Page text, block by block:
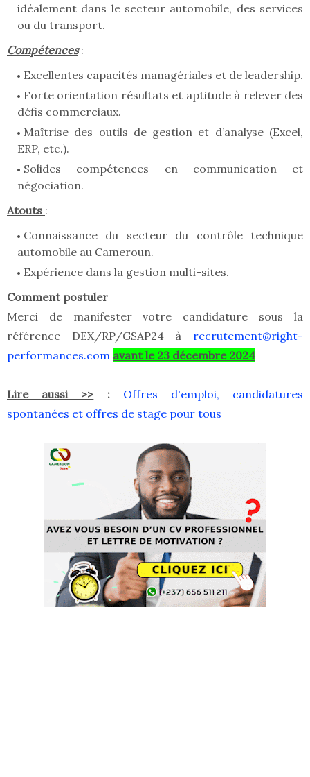
idéalement dans le secteur automobile, des services
ou du transport.
Compétences :
Excellentes capacités managériales et de leadership.
Forte orientation résultats et aptitude à relever des
défis commerciaux.
Maîtrise des outils de gestion et d’analyse (Excel,
ERP, etc.).
Solides compétences en communication et
négociation.
Atouts :
Connaissance du secteur du contrôle technique
automobile au Cameroun.
Expérience dans la gestion multi-sites.
Comment postuler
Merci de manifester votre candidature sous la
référence DEX/RP/GSAP24 à recrutement@right-
performances.com avant le 23 décembre 2024
Lire aussi >> : Offres d'emploi, candidatures
spontanées et offres de stage pour tous